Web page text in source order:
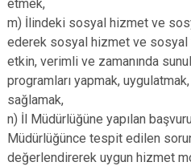
etmek,
m) İlindeki sosyal hizmet ve
ederek sosyal hizmet ve sosyal
etkin, verimli ve zamanında
programları yapmak,
sağlamak,
n) İl Müdürlüğüne yapılan
Müdürlüğünce tespit edilen
değerlendirerek uygun hizmet